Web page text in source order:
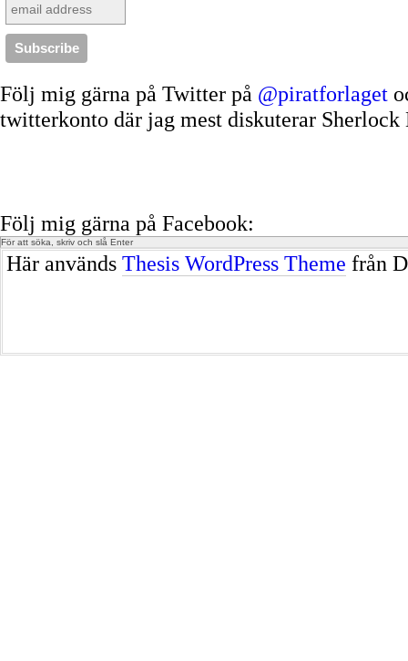
Följ mig gärna på Twitter på @piratforlaget
twitterkonto där jag mest diskuterar
Följ mig gärna på Facebook:
Här används Thesis WordPress Theme från